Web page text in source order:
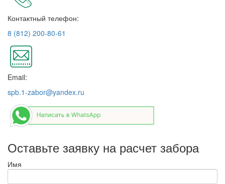
Контактный телефон:
8 (812) 200-80-61
Email:
spb.1-zabor@yandex.ru
Оставьте заявку на расчет забора
Имя